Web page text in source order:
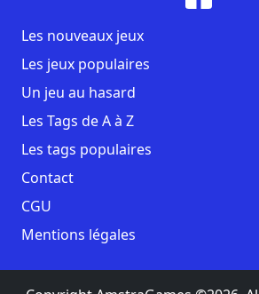
Les nouveaux jeux
Les jeux populaires
Un jeu au hasard
Les Tags de A à Z
Les tags populaires
Contact
CGU
Mentions légales